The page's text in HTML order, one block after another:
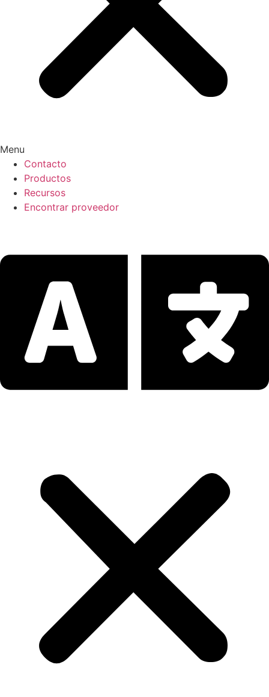
Menu
Contacto
Productos
Recursos
Encontrar proveedor